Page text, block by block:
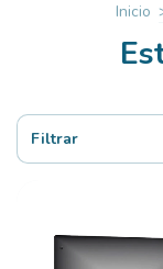
Inicio
Filtrar